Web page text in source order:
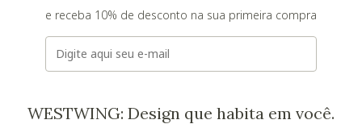
e receba 10% de desconto na sua primeira compra
E-mail
WESTWING: Design que habita em você.